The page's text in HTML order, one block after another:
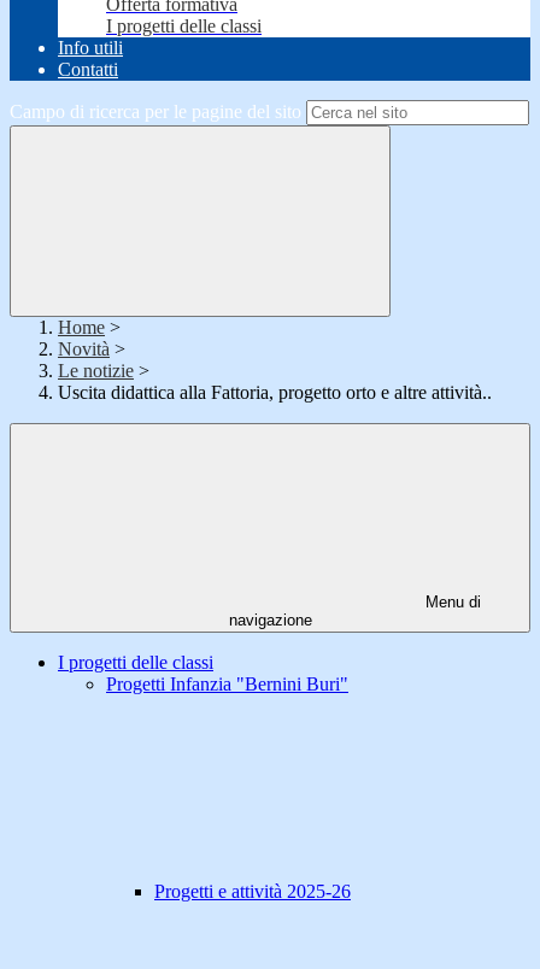
Offerta formativa
I progetti delle classi
Info utili
Contatti
Campo di ricerca per le pagine del sito
Home >
Novità >
Le notizie >
Uscita didattica alla Fattoria, progetto orto e altre attività..
Menu di
navigazione
I progetti delle classi
Progetti Infanzia "Bernini Buri"
Progetti e attività 2025-26